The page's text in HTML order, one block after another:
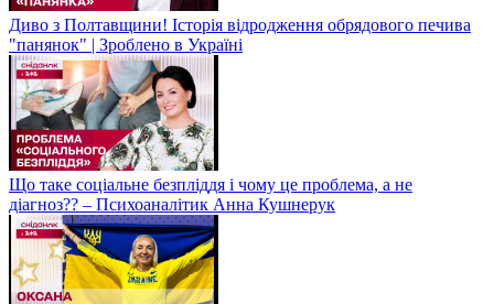
Диво з Полтавщини! Історія відродження обрядового печива
"панянок" | Зроблено в Україні
Що таке соціальне безпліддя і чому це проблема, а не
діагноз?? – Психоаналітик Анна Кушнерук